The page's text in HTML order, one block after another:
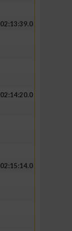
02:13:39.0
02:14:20.0
02:15:14.0